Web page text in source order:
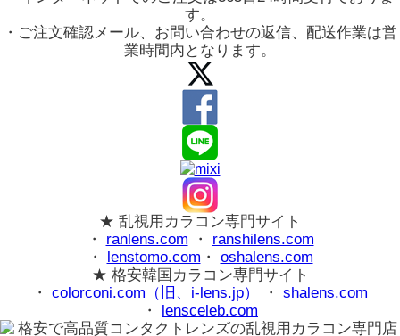
す。
・ご注文確認メール、お問い合わせの返信、配送作業は営
業時間内となります。
★ 乱視用カラコン専門サイト
・ ranlens.com ・ ranshilens.com
・ lenstomo.com ・ oshalens.com
★ 格安韓国カラコン専門サイト
・ colorconi.com（旧、i-lens.jp） ・ shalens.com
・ lensceleb.com